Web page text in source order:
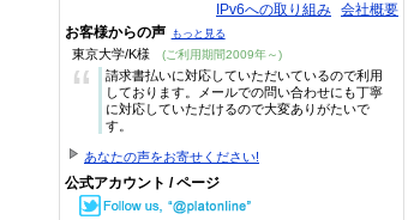
IPv6への取り組み 会社概要
お客様からの声 もっと見る
東京大学/K様 (ご利用期間2009年～)
“
請求書払いに対応していただいているので利用
しております。メールでの問い合わせにも丁寧
に対応していただけるので大変ありがたいで
す。
あなたの声をお寄せください!
公式アカウント / ページ